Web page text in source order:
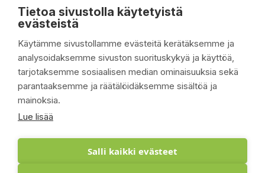
Tietoa sivustolla käytetyistä
evästeistä
Käytämme sivustollamme evästeitä kerätäksemme ja
analysoidaksemme sivuston suorituskykyä ja käyttöä,
tarjotaksemme sosiaalisen median ominaisuuksia sekä
parantaaksemme ja räätälöidäksemme sisältöä ja
mainoksia.
Lue lisää
Salli kaikki evästeet